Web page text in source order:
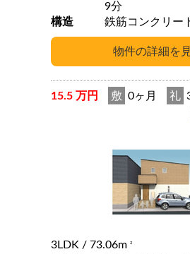
9分
構造
鉄筋コンクリー
15.5 万円 敷 0ヶ月 礼
3LDK / 73.06m 2